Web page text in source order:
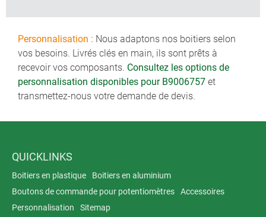
Personnalisation : Nous adaptons nos boitiers selon
vos besoins. Livrés clés en main, ils sont prêts à
recevoir vos composants. Consultez les options de
personnalisation disponibles pour B9006757 et
transmettez-nous votre demande de devis.
QUICKLINKS
Boitiers en plastique
Boitiers en aluminium
Boutons de commande pour potentiomètres
Accessoires
Personnalisation
Sitemap